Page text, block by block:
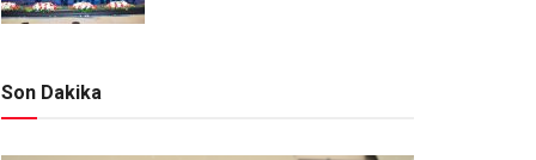
Son Dakika